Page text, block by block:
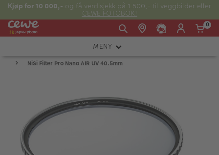
Kjøp for 10 000,- og få verdisjekk på 1 500,- til veggbilder eller
CEWE FOTOBOK!
Fre:
20:00
E-post:
kundeservice@japanphoto.no
0
MENY
KAMERA
FOTOTILBEHØR
LYS OG STUDIO
INSTANTFOTO
NiSi Filter Pro Nano AIR UV 40.5mm